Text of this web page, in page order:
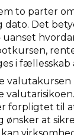
to parter
Det
i
forpligtet til
at